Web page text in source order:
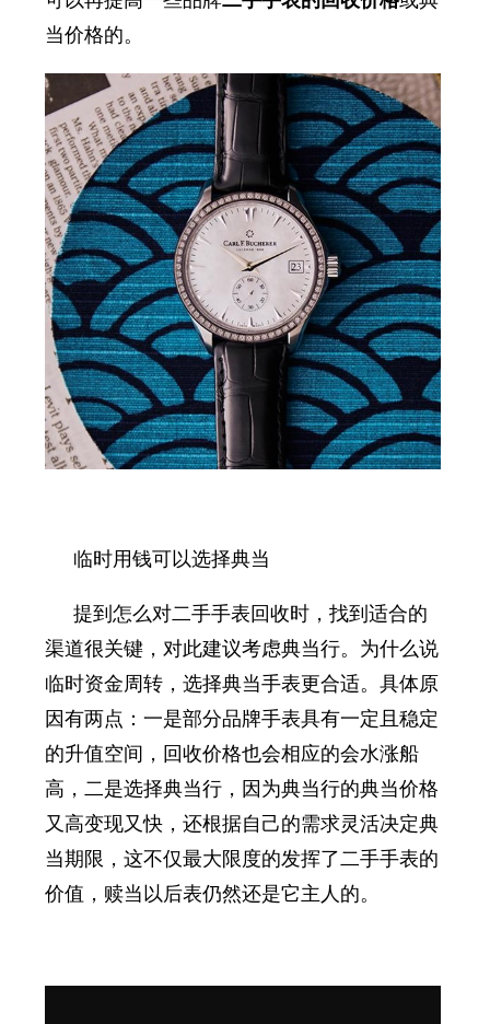
当价格的。
临时用钱可以选择典当
提到怎么对二手手表回收时，找到适合的
渠道很关键，对此建议考虑典当行。为什么说
临时资金周转 ， 选择典当手表更合适。具体原
因有两点：一是部分品牌手表具有一定且稳定
的升值空间，回收价格也会相应的会水涨船
高，二是选择典当行，因为典当行的典当价格
又高变现又快，还根据自己的需求灵活决定典
当期限，这不仅最大限度的发挥了二手手表的
价值， 赎当以后表仍然还是它主人的。